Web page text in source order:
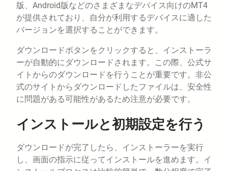
版、Android版などのさまざまなデバイス向けのMT4
が提供されており、自分が利用するデバイスに適した
バージョンを選択することができます。
ダウンロードボタンをクリックすると、インストーラ
ーが自動的にダウンロードされます。この際、公式サ
イトからのダウンロードを行うことが重要です。非公
式のサイトからダウンロードしたファイルは、安全性
に問題がある可能性があるため注意が必要です。
インストールと初期設定を行う
ダウンロードが完了したら、インストーラーを実行
し、画面の指示に従ってインストールを進めます。イ